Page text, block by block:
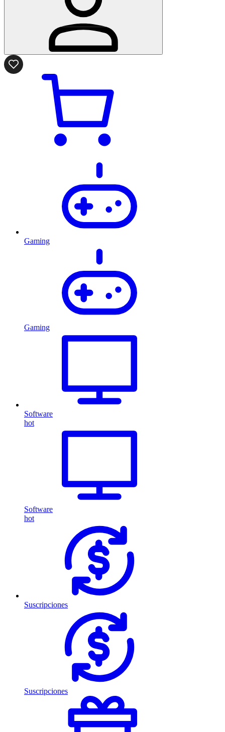
Gaming
Gaming
Software
hot
Software
hot
Suscripciones
Suscripciones